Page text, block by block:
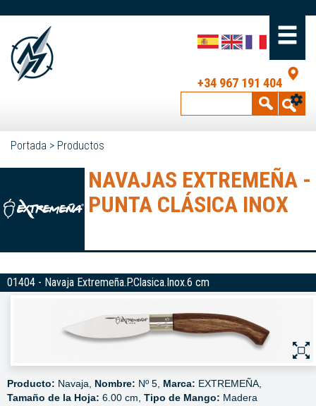
+34 967 191 404
Portada > Productos
NAVAJAS EXTREMEÑA -
PUNTA CLÁSICA INOX
01404 - Navaja Extremeña.P.Clasica.Inox.6 cm
Producto: Navaja, Nombre: Nº 5, Marca: EXTREMEÑA,
Tamaño de la Hoja: 6.00 cm, Tipo de Mango: Madera